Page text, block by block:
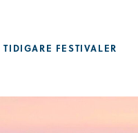
TIDIGARE FESTIVALER